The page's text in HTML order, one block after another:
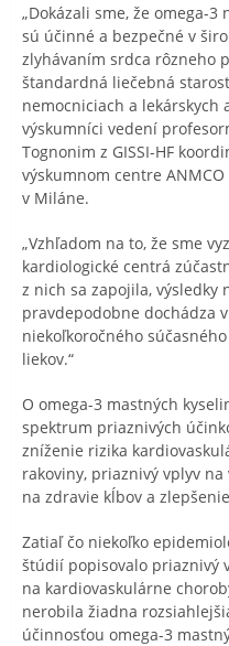
„Dokázali sme, že omega-
sú účinné a bezpečné v
zlyhávaním srdca rôzneho
štandardná liečebná
nemocniciach a lekárskych
výskumníci vedení
Tognonim z GISSI-HF
výskumnom centre
v Miláne.
„Vzhľadom na to, že sme
kardiologické centrá
z nich sa zapojila, výsledky
pravdepodobne dochádza
niekoľkoročného
liekov.“
O omega-3 mastných
spektrum priaznivých
zníženie rizika
rakoviny, priaznivý vplyv
na zdravie kĺbov a
Zatiaľ čo niekoľko
štúdií popisovalo priaznivý
na kardiovaskulárne
nerobila žiadna
účinnosťou omega-3